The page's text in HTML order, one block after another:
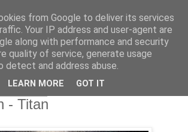
- Titan
from Google to deliver its services
Your IP address and user-agent are
along with performance and security
quality of service, generate usage
detect and address abuse.
LEARN MORE GOT IT